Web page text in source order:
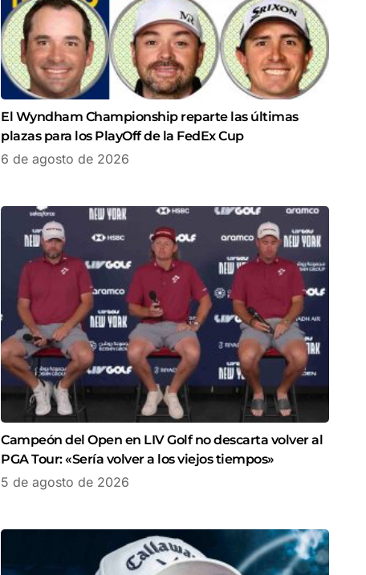
El Wyndham Championship reparte las últimas
plazas para los PlayOff de la FedEx Cup
6 de agosto de 2026
Campeón del Open en LIV Golf no descarta volver al
PGA Tour: «Sería volver a los viejos tiempos»
5 de agosto de 2026